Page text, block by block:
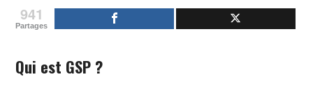
941
Partages
Qui est GSP ?